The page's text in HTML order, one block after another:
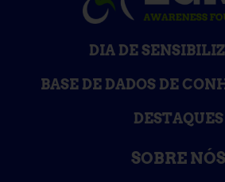
DIA DE
BASE DE DADOS DE
DESTAQUES
SOBRE NÓS